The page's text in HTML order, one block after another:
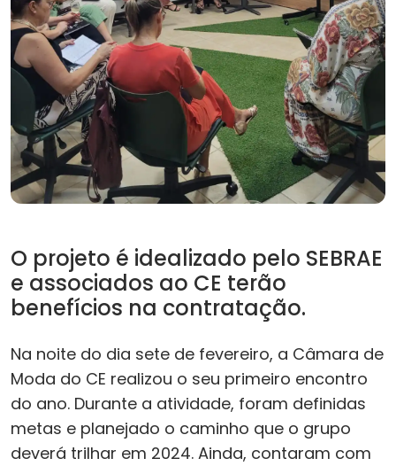
O projeto é idealizado pelo SEBRAE
e associados ao CE terão
benefícios na contratação.
Na noite do dia sete de fevereiro, a Câmara de
Moda do CE realizou o seu primeiro encontro
do ano. Durante a atividade, foram definidas
metas e planejado o caminho que o grupo
deverá trilhar em 2024. Ainda, contaram com